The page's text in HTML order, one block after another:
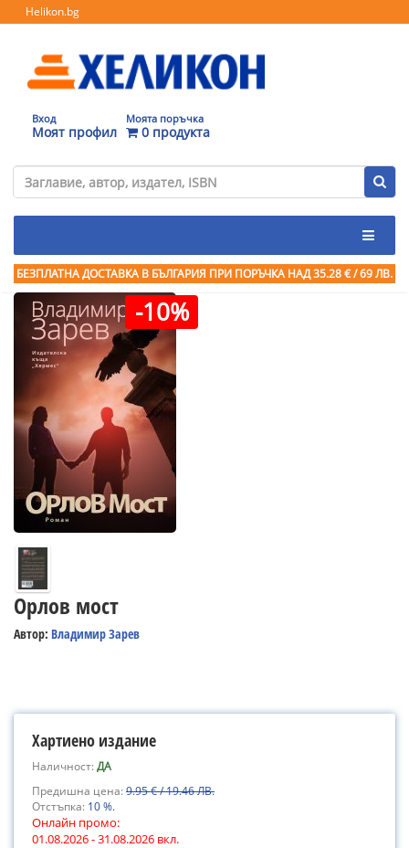
Helikon.bg
Вход
Моят профил
Моята поръчка
0 продукта
БЕЗПЛАТНА ДОСТАВКА В БЪЛГАРИЯ ПРИ ПОРЪЧКА НАД 35.28 € / 69 ЛВ.
-10%
Орлов мост
Автор: Владимир Зарев
Хартиено издание
Наличност:ДА
Предишна цена:9.95 € / 19.46 ЛВ.
Отстъпка: 10 %.
Онлайн промо:
01.08.2026 - 31.08.2026 вкл.